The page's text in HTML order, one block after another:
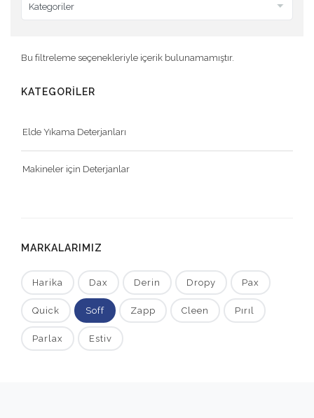
Bu filtreleme seçenekleriyle içerik bulunamamıştır.
KATEGORİLER
Elde Yıkama Deterjanları
Makineler için Deterjanlar
MARKALARIMIZ
Harika Dax Derin Dropy Pax
Quick Soff Zapp Cleen Pırıl
Parlax Estiv